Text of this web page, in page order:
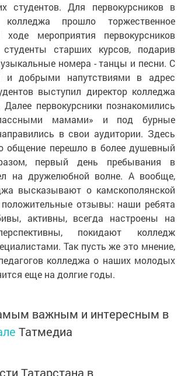
студентов. Для первокурсников в
прошло торжественное
мероприятия первокурсников
студенты старших курсов, подарив
номера - танцы и песни. С
и добрыми напутствиями в адрес
выступил директор колледжа
первокурсники познакомились
мамами» и под бурные
в свои аудитории. Здесь
общение перешло в более душевный
первый день пребывания в
на дружелюбной волне. А вообще,
высказывают о камскополянской
отзывы: наши ребята
активны, всегда настроены на
покидают колледж
Так пусть же это мнение,
колледжа о наших молодых
еще на долгие годы.
важным и интересным в
Татмедиа
Татарстана в